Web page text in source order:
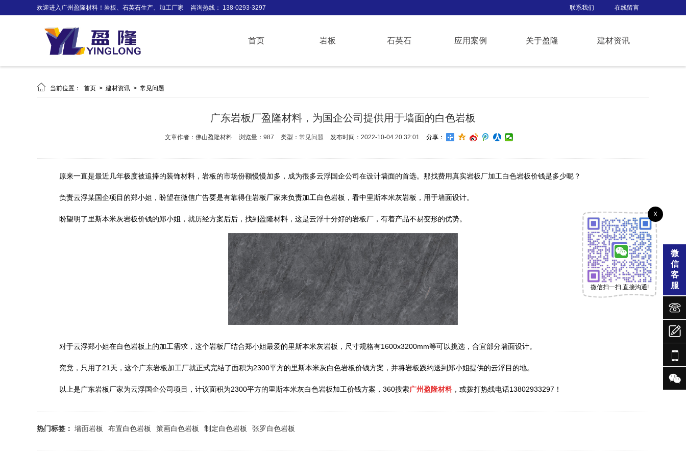
欢迎进入广州盈隆材料！岩板、石英石生产、加工厂家 咨询热线： 138-0293-3297 联系我们 在线留言
首页 岩板 石英石 应用案例 关于盈隆 建材资讯
 当前位置： 首页 > 建材资讯 > 常见问题
广东岩板厂盈隆材料，为国企公司提供用于墙面的白色岩板
文章作者：佛山盈隆材料 浏览量：987 类型： 常见问题 发布时间：2022-10-04 20:32:01 分享：
原来一直是最近几年极度被追捧的装饰材料，岩板的市场份额慢慢加多，成为很多云浮国企公司在设计墙面的首选。那找费用真实岩板厂加工白色岩板价钱是多少呢？
负责云浮某国企项目的郑小姐，盼望在微信广告要是有靠得住岩板厂家来负责加工白色岩板，看中里斯本米灰岩板，用于墙面设计。
盼望明了里斯本米灰岩板价钱的郑小姐，就历经方案后后，找到盈隆材料，这是云浮十分好的岩板厂，有着产品不易变形的优势。
对于云浮郑小姐在白色岩板上的加工需求，这个岩板厂结合郑小姐最爱的里斯本米灰岩板，尺寸规格有1600x3200mm等可以挑选，合宜部分墙面设计。
究竟，只用了21天，这个广东岩板加工厂就正式完结了面积为2300平方的里斯本米灰白色岩板价钱方案，并将岩板践约送到郑小姐提供的云浮目的地。
以上是广东岩板厂家为云浮国企公司项目，计议面积为2300平方的里斯本米灰白色岩板加工价钱方案，360搜索广州盈隆材料 ，或拨打热线电话13802933297！
热门标签： 墙面岩板 布置白色岩板 策画白色岩板 制定白色岩板 张罗白色岩板
微
信
客
服
X
微信扫一扫,直接沟通!




